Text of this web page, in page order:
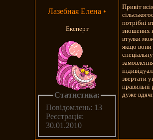
Лазебная Елена •
Експерт
Статистика:
Повідомлень: 13
Реєстрація:
30.01.2010
Привіт
потрібні
зношених
втулки
якщо вони
звертати
правильні
дуже